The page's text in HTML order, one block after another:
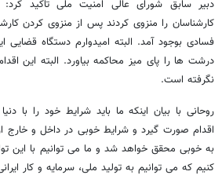
دبیر سابق شورای عالی امنیت ملی تاکید
کارشناسان را منزوی کردند پس از منزوی کردن
فسادی بوجود آمد. البته امیدوارم دستگاه قضایی
درشت ها را پای میز محاکمه بیاورد. البته این
نگرفته است.
روحانی با بیان اینکه ما باید شرایط خود را با
اقدام صورت گیرد و شرایط خوبی در داخل و خارج
به خوبی محقق خواهد شد و ما می توانیم با این
کنیم که می توانیم به تولید ملی، سرمایه و کار